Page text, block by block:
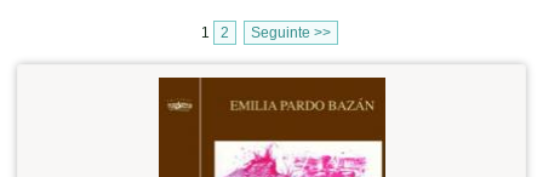
1 2 Seguinte >>